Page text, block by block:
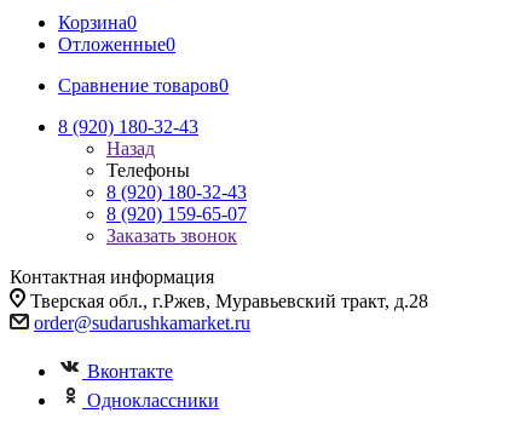
Корзина0
Отложенные0
Сравнение товаров0
8 (920) 180-32-43
Назад
Телефоны
8 (920) 180-32-43
8 (920) 159-65-07
Заказать звонок
Контактная информация
Тверская обл., г.Ржев, Муравьевский тракт, д.28
order@sudarushkamarket.ru
Вконтакте
Одноклассники